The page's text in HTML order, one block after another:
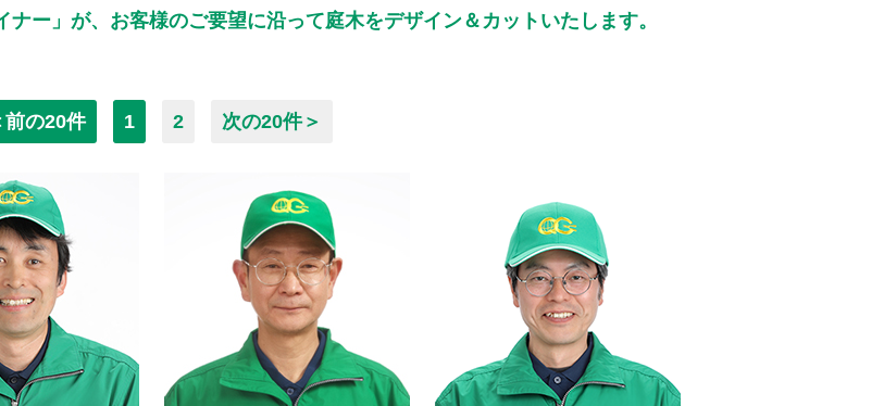
ー」が、お客様のご要望に沿って庭木をデザイン＆カットいたします。
前の20件 1 2 次の20件＞